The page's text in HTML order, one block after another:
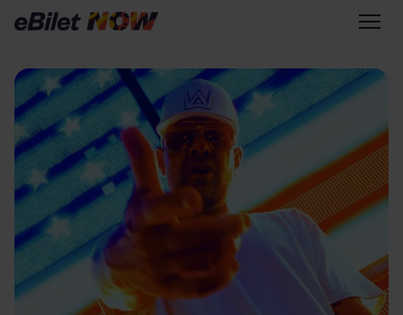
Tylko na eBilet
Zapisz się na newsletter
Przejdź na eBilet.pl
Warto sprawdzić na eBilet NOW
Scena Główna
Scena Impostora
Historia jednej piosenki